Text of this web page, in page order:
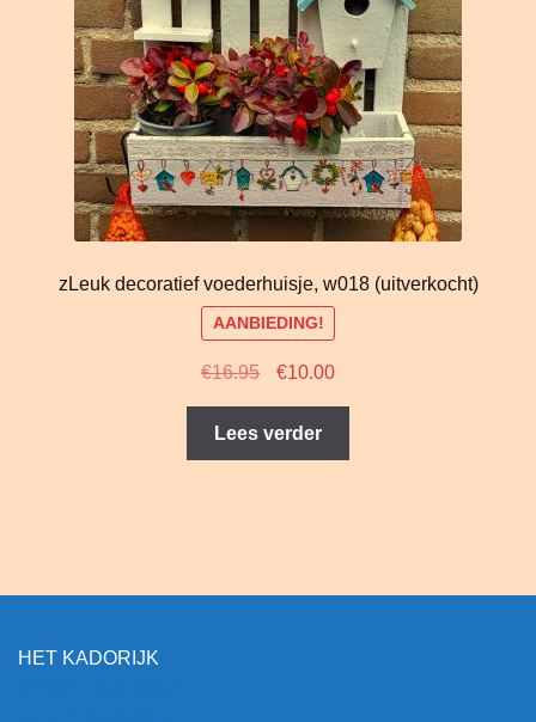
zLeuk decoratief voederhuisje, w018 (uitverkocht)
AANBIEDING!
€16.95
Oorspronkelijke
was:
€16.95.
€10.00Huidige
€10.00.
Lees verder
HET KADORIJK